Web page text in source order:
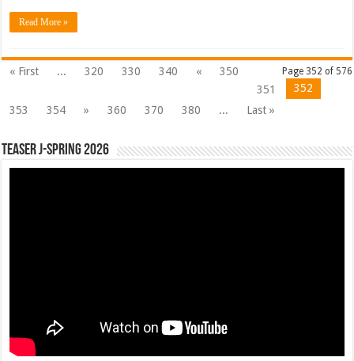
Read More »
Page 352 of 576
« First ... 320 330 340 «
350
351
352
353
354 » 360 370 380 ... Last »
Teaser J-Spring 2026